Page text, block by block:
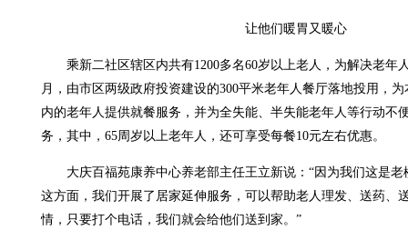
让他们暖胃又暖心
乘新二社区辖区内共有1200多名60岁以上老人，为解决老年
月，由市区两级政府投资建设的300平米老年人餐厅落地投用，
内的老年人提供就餐服务，并为全失能、半失能老年人等行动不
务，其中，65周岁以上老年人，还可享受每餐10元左右优惠。
大庆百福苑康养中心养老部主任王立新说：“因为我们这是
这方面，我们开展了居家延伸服务，可以帮助老人理发、送药
情，只要打个电话，我们就会给他们送到家。”